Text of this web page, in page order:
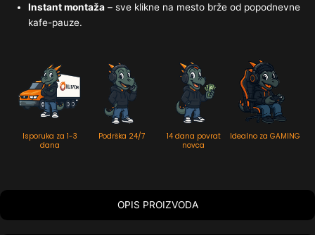
Instant montaža – sve klikne na mesto brže od popodnevnе
kafe-pauze.
Isporuka za 1-3
dana
Podrška 24/7
14 dana povrat
novca
Idealno za GAMING
OPIS PROIZVODA